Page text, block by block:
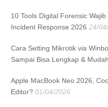
10 Tools Digital Forensic
Incident Response 2026 24/
Cara Setting Mikrotik via
Sampai Bisa Lengkap &
Apple MacBook Neo 2026,
Editor? 01/04/2026